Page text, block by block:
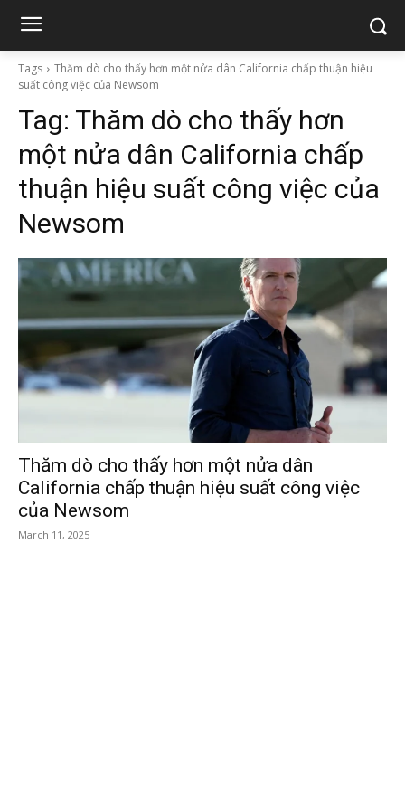
Tags
Thăm dò cho thấy hơn một nửa dân California chấp thuận hiệu
suất công việc của Newsom
Tag: Thăm dò cho thấy hơn
một nửa dân California chấp
thuận hiệu suất công việc của
Newsom
Thăm dò cho thấy hơn một nửa dân
California chấp thuận hiệu suất công việc
của Newsom
March 11, 2025